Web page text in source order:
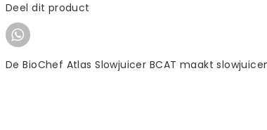
Deel dit product
De BioChef Atlas Slowjuicer BCAT maakt